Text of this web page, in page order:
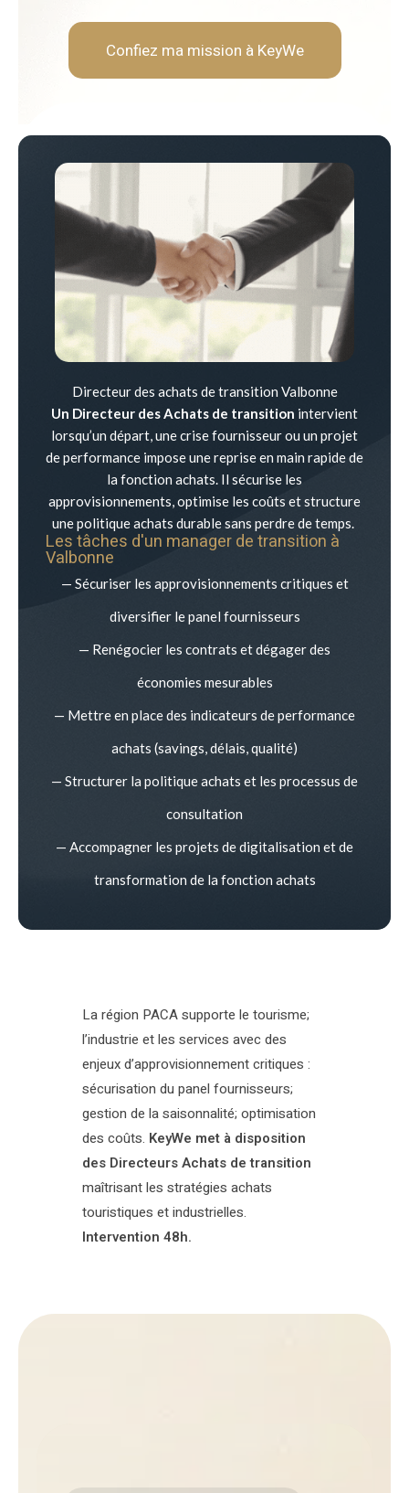
Confiez ma mission à KeyWe
Directeur des achats de transition Valbonne
Un Directeur des Achats de transition intervient
lorsqu’un départ, une crise fournisseur ou un projet
de performance impose une reprise en main rapide de
la fonction achats. Il sécurise les
approvisionnements, optimise les coûts et structure
une politique achats durable sans perdre de temps.
Les tâches d'un manager de transition à
Valbonne
— Sécuriser les approvisionnements critiques et
diversifier le panel fournisseurs
— Renégocier les contrats et dégager des
économies mesurables
— Mettre en place des indicateurs de performance
achats (savings, délais, qualité)
— Structurer la politique achats et les processus de
consultation
— Accompagner les projets de digitalisation et de
transformation de la fonction achats
La région PACA supporte le tourisme;
l’industrie et les services avec des
enjeux d’approvisionnement critiques :
sécurisation du panel fournisseurs;
gestion de la saisonnalité; optimisation
des coûts. KeyWe met à disposition
des Directeurs Achats de transition
maîtrisant les stratégies achats
touristiques et industrielles.
Intervention 48h.